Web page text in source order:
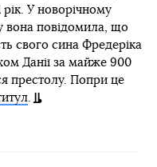
рік. У новорічному
вона повідомила, що
свого сина Фредеріка
Данії за майже 900
престолу. Попри це
.